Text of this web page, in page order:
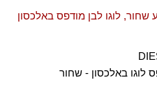
באלכסון - שחור